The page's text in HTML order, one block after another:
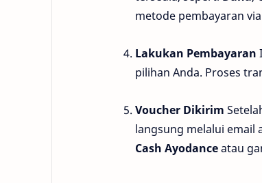
metode pembayaran
Lakukan Pembayaran
pilihan Anda. Proses
Voucher Dikirim
langsung melalui email
Cash Ayodanceatau